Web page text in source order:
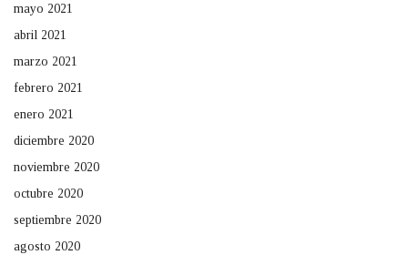
mayo 2021
abril 2021
marzo 2021
febrero 2021
enero 2021
diciembre 2020
noviembre 2020
octubre 2020
septiembre 2020
agosto 2020